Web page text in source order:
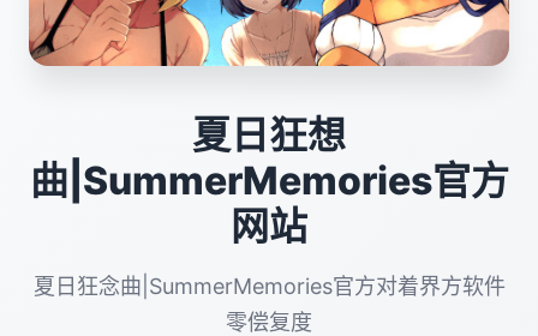
夏日狂想
曲|SummerMemories官方
网站
夏日狂念曲|SummerMemories官方对着界方软件
零偿复度